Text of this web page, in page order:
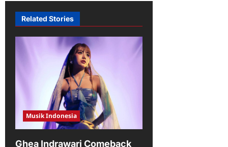
Related Stories
Musik Indonesia
Ghea Indrawari Comeback